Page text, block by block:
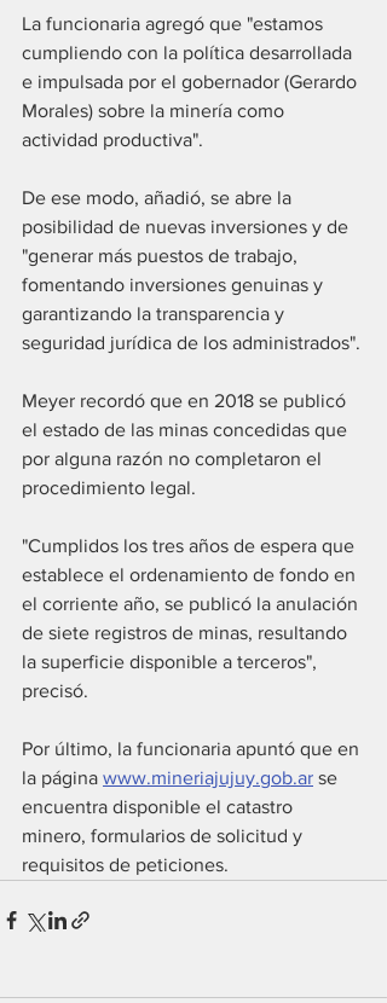
La funcionaria agregó que "estamos
cumpliendo con la política desarrollada
e impulsada por el gobernador (Gerardo
Morales) sobre la minería como
actividad productiva".
De ese modo, añadió, se abre la
posibilidad de nuevas inversiones y de
"generar más puestos de trabajo,
fomentando inversiones genuinas y
garantizando la transparencia y
seguridad jurídica de los administrados".
Meyer recordó que en 2018 se publicó
el estado de las minas concedidas que
por alguna razón no completaron el
procedimiento legal.
"Cumplidos los tres años de espera que
establece el ordenamiento de fondo en
el corriente año, se publicó la anulación
de siete registros de minas, resultando
la superficie disponible a terceros",
precisó.
Por último, la funcionaria apuntó que en
la página www.mineriajujuy.gob.ar se
encuentra disponible el catastro
minero, formularios de solicitud y
requisitos de peticiones.